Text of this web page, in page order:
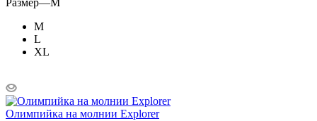
Размер—M
M
L
XL
Олимпийка на молнии Explorer